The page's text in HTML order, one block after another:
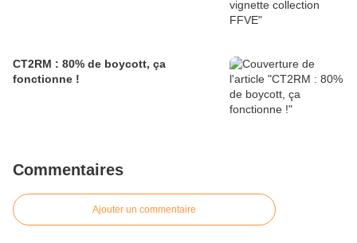
CT2RM : 80% de boycott, ça
fonctionne !
Commentaires
Ajouter un commentaire